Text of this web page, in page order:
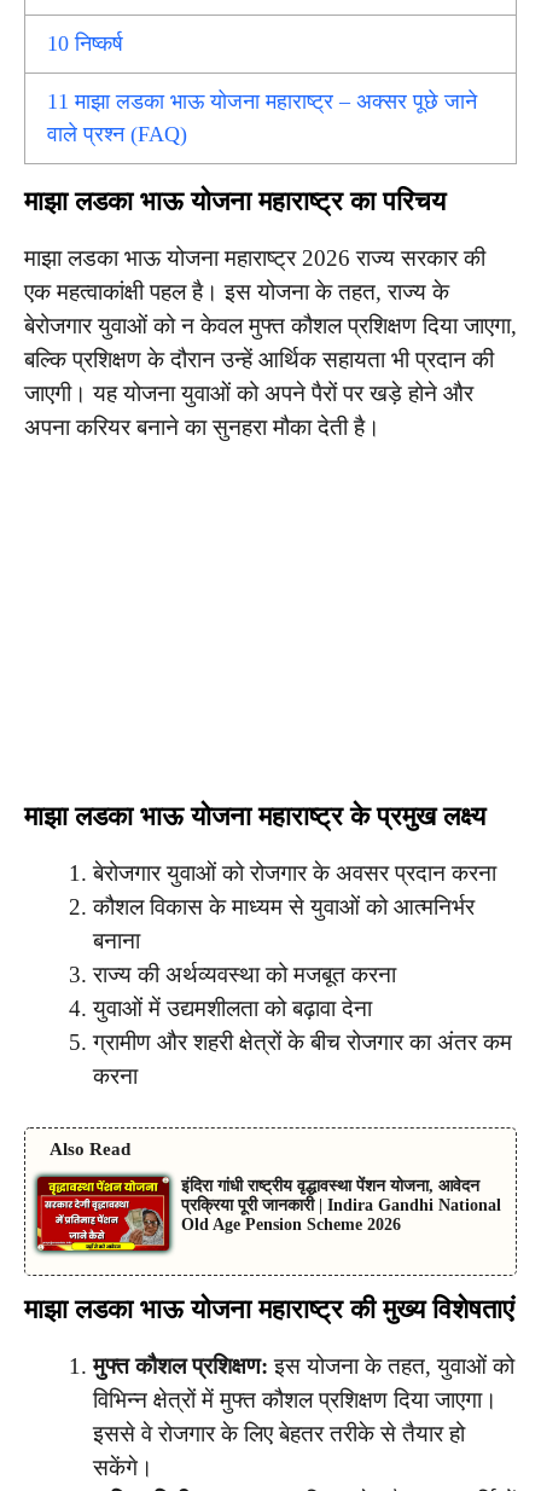
10 निष्कर्ष
11 माझा लडका भाऊ योजना महाराष्ट्र – अक्सर पूछे जाने
वाले प्रश्न (FAQ)
माझा लडका भाऊ योजना महाराष्ट्र का परिचय
माझा लडका भाऊ योजना महाराष्ट्र 2026 राज्य सरकार की
एक महत्वाकांक्षी पहल है। इस योजना के तहत, राज्य के
बेरोजगार युवाओं को न केवल मुफ्त कौशल प्रशिक्षण दिया जाएगा,
बल्कि प्रशिक्षण के दौरान उन्हें आर्थिक सहायता भी प्रदान की
जाएगी। यह योजना युवाओं को अपने पैरों पर खड़े होने और
अपना करियर बनाने का सुनहरा मौका देती है।
माझा लडका भाऊ योजना महाराष्ट्र के प्रमुख लक्ष्य
बेरोजगार युवाओं को रोजगार के अवसर प्रदान करना
कौशल विकास के माध्यम से युवाओं को आत्मनिर्भर
बनाना
राज्य की अर्थव्यवस्था को मजबूत करना
युवाओं में उद्यमशीलता को बढ़ावा देना
ग्रामीण और शहरी क्षेत्रों के बीच रोजगार का अंतर कम
करना
Also Read
इंदिरा गांधी राष्ट्रीय वृद्धावस्था पेंशन योजना, आवेदन
प्रक्रिया पूरी जानकारी | Indira Gandhi National
Old Age Pension Scheme 2026
माझा लडका भाऊ योजना महाराष्ट्र की मुख्य विशेषताएं
मुफ्त कौशल प्रशिक्षण: इस योजना के तहत, युवाओं को
विभिन्न क्षेत्रों में मुफ्त कौशल प्रशिक्षण दिया जाएगा।
इससे वे रोजगार के लिए बेहतर तरीके से तैयार हो
सकेंगे।